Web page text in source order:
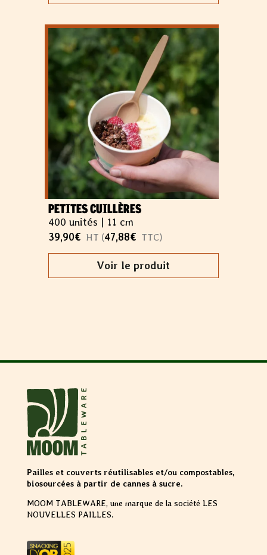
PETITES CUILLÈRES
400 unités | 11 cm
39,90€ HT (47,88€ TTC)
Voir le produit
Pailles et couverts réutilisables et/ou compostables,
biosourcées à partir de cannes à sucre.
MOOM TABLEWARE, une marque de la société LES
NOUVELLES PAILLES.